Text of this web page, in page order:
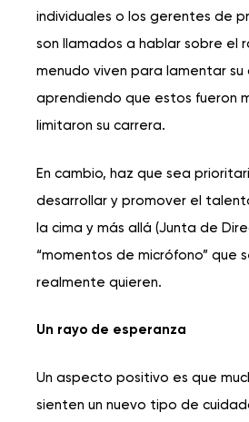
individuales o los gerentes de
son llamados a hablar sobre el
menudo viven para lamentar
aprendiendo que estos fueron
limitaron su carrera.
En cambio, haz que sea
desarrollar y promover el
la cima y más allá (Junta de
“momentos de micrófono” que
realmente quieren.
Un rayo de esperanza
Un aspecto positivo es que
sienten un nuevo tipo de